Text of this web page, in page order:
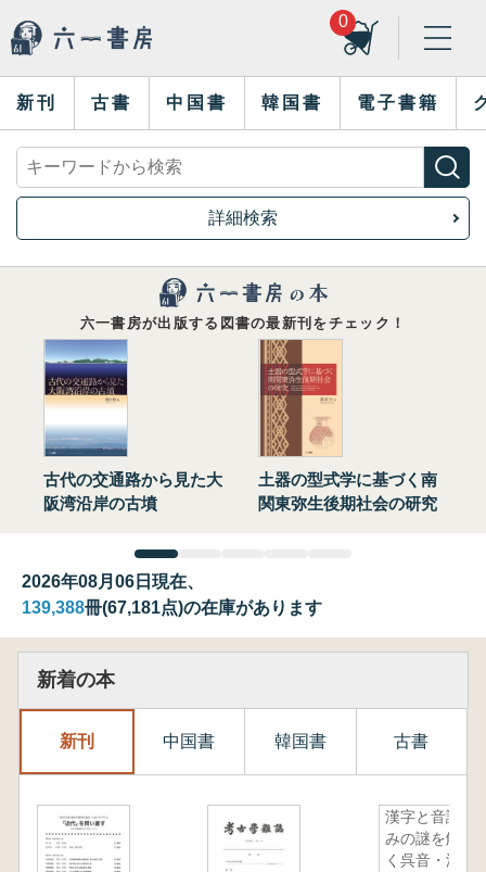
0
新刊 古書 中国書 韓国書 電子書籍
詳細検索
六一書房が出版する図書の最新刊をチェック！
古代の交通路から見た大
阪湾沿岸の古墳
土器の型式学に基づく南
関東弥生後期社会の研究
2026年08月06日現在、
139,388冊(67,181点)の在庫があります
新着の本
新刊 中国書 韓国書 古書
漢字と音読
みの謎を解
く呉音・漢